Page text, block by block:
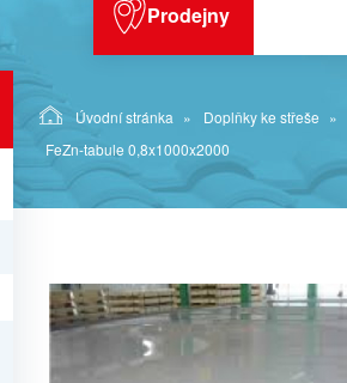
Prodejny
Úvodní stránka Doplňky ke střeše
FeZn-tabule 0,8x1000x2000